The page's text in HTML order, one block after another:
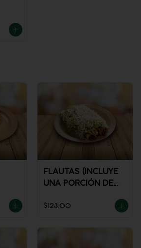
FLAUTAS (INCLUYE
UNA PORCIÓN DE
$123.00